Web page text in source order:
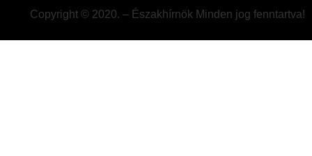
Copyright © 2020. – Északhírnök Minden jog fenntartva!